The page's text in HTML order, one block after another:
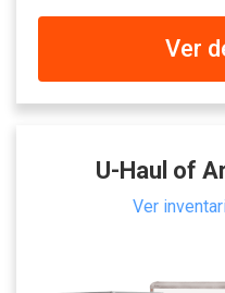
Ver
U-Haul of
Ver